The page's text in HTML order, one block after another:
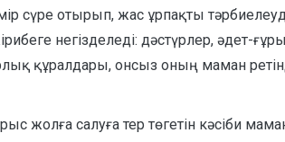
сүре отырып, жас ұрпақты
негізделеді: дәстүрлер, әдет-
құралдары, онсыз оның маман
жолға салуға тер төгетін кәсіби